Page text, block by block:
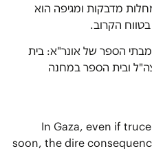
מדבקות ומגיפה הוא
בטווח הקרוב.
מבתי הספר של אונר"א: בית
ובית הספר במחנה
In Gaza, even if
soon, the dire